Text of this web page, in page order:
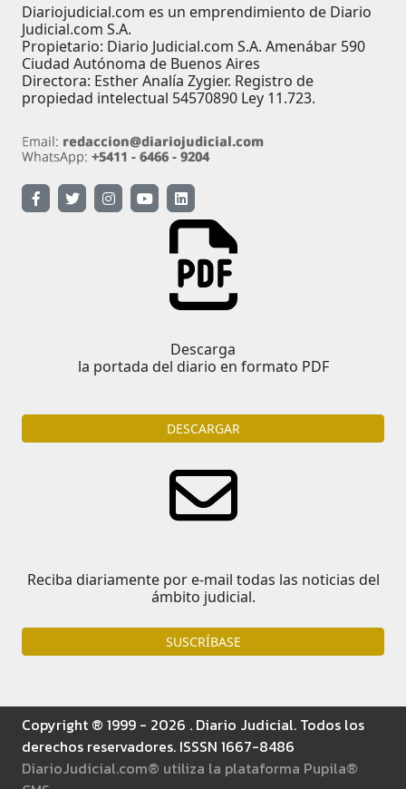
Diariojudicial.com es un emprendimiento de Diario
Judicial.com S.A.
Propietario: Diario Judicial.com S.A. Amenábar 590
Ciudad Autónoma de Buenos Aires
Directora: Esther Analía Zygier. Registro de
propiedad intelectual 54570890 Ley 11.723.
Descarga
la portada del diario en formato PDF
DESCARGAR
Reciba diariamente por e-mail todas las noticias del
ámbito judicial.
SUSCRÍBASE
Copyright ® 1999 - 2026 . Diario Judicial. Todos los
derechos reservadores. ISSSN 1667-8486
DiarioJudicial.com® utiliza la plataforma Pupila®